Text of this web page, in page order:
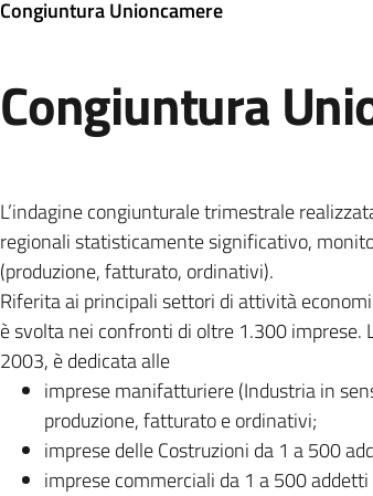
Congiuntura Unioncamere
Congiuntura
L’indagine congiunturale trimestrale
regionali statisticamente significativo,
(produzione, fatturato, ordinativi).
Riferita ai principali settori di attività
è svolta nei confronti di oltre 1.300 imprese.
2003, è dedicata alle
imprese manifatturiere (Industria in
produzione, fatturato e ordinativi;
imprese delle Costruzioni da 1 a 500
imprese commerciali da 1 a 500